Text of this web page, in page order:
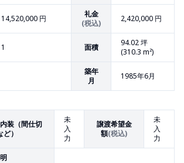
14,520,000 円
礼金
(税込)
2,420,000 円
1 面積 94.02坪
(310.3 m²)
築年
月
1985年6月
装（間仕切
）
未
入
力
譲渡希望金
額(税込)
未
入
力